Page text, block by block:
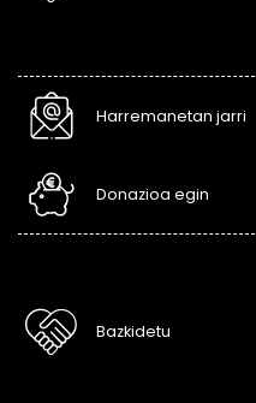
Harremanetan jarri
Donazioa egin
Bazkidetu